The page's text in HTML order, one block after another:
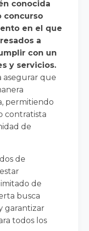
conocida
concurso
en el que
a
con un
y servicios.
asegurar que
permitiendo
contratista
de
de
de
busca
garantizar
todos los